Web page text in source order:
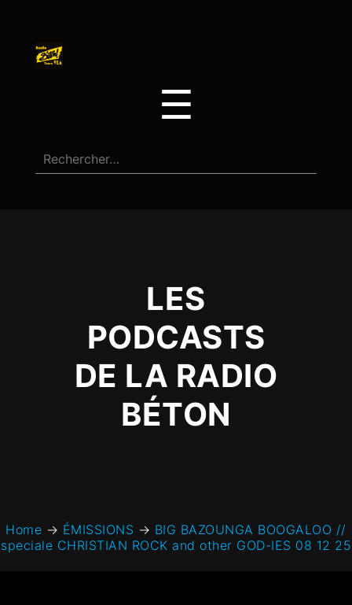
☰
LES
PODCASTS
DE LA RADIO
BÉTON
Home → ÉMISSIONS → BIG BAZOUNGA BOOGALOO //
speciale CHRISTIAN ROCK and other GOD-IES 08 12 25